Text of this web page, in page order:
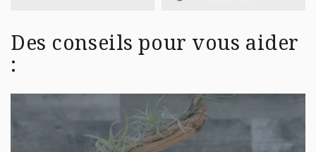
Des conseils pour vous aider
: